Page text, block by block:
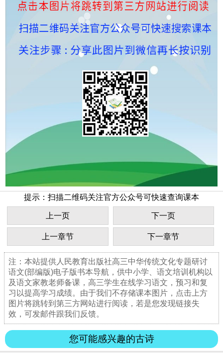
提示：扫描二维码关注官方公众号可快速查询课本
上一页 下一页
上一章节 下一章节
注：本站提供人民教育出版社高三中华传统文化专题研讨
语文(部编版)电子版书本导航，供中小学、语文培训机构以
及语文家教老师备课，高三学生在线学习语文，预习和复
习以提高学习成绩。由于我们不存储课本图片，点击上方
图片将跳转到第三方网站进行阅读，若是您发现链接失
效，可发邮件跟我们反馈。
您可能感兴趣的古诗